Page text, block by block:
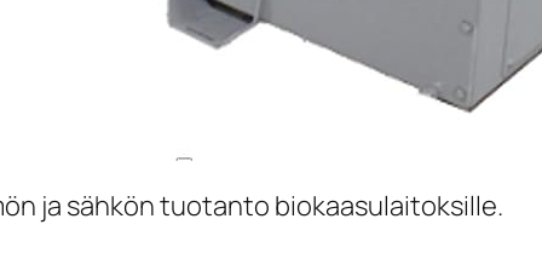
ja sähkön tuotanto biokaasulaitoksille.